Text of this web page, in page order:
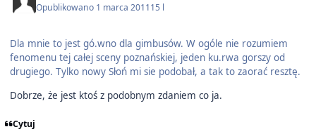
Opublikowano 1 marca 201115 l
Dla mnie to jest gó.wno dla gimbusów. W ogóle nie rozumiem
fenomenu tej całej sceny poznańskiej, jeden ku.rwa gorszy od
drugiego. Tylko nowy Słoń mi sie podobał, a tak to zaorać resztę.
Dobrze, że jest ktoś z podobnym zdaniem co ja.
Cytuj